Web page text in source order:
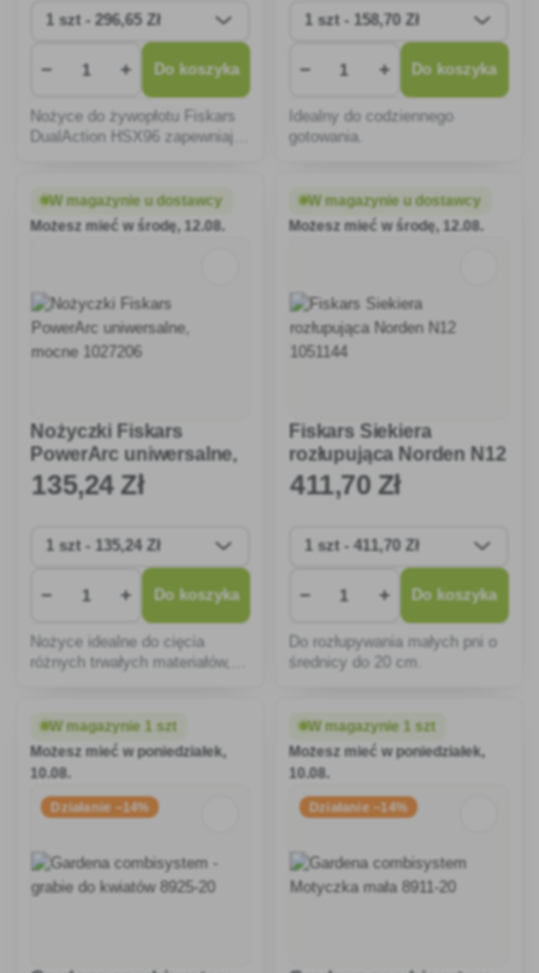
− + Do koszyka
Nożyce do żywopłotu Fiskars
DualAction HSX96 zapewniają
ogrodzie.
− + Do koszyka
Idealny do codziennego
gotowania.
W magazynie u dostawcy
Możesz mieć w środę, 12.08.
Nożyczki Fiskars
PowerArc uniwersalne,
mocne 1027206
135,24 Zł
− + Do koszyka
Nożyce idealne do cięcia
różnych trwałych materiałów, w
W magazynie u dostawcy
Możesz mieć w środę, 12.08.
Fiskars Siekiera
rozłupująca Norden N12
1051144
411,70 Zł
− + Do koszyka
Do rozłupywania małych pni o
średnicy do 20 cm.
W magazynie 1 szt
Możesz mieć w poniedziałek,
10.08.
Działanie −14%
W magazynie 1 szt
Możesz mieć w poniedziałek,
10.08.
Działanie −14%